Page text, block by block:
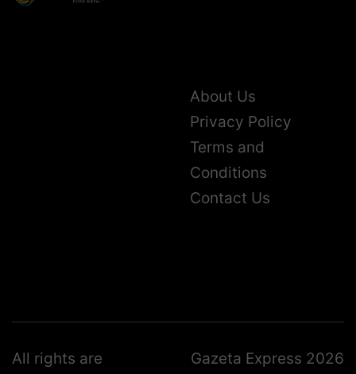
About Us
Privacy Policy
Terms and
Conditions
Contact Us
All rights are
Gazeta Express 2026